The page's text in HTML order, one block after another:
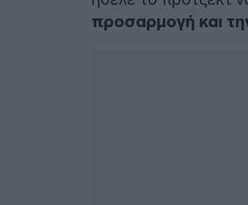
προσαρμογή και